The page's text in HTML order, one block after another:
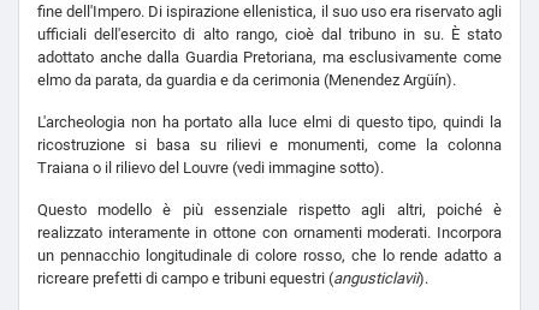
fine dell'Impero. Di ispirazione ellenistica, il suo uso era riservato agli
ufficiali dell'esercito di alto rango, cioè dal tribuno in su. È stato
adottato anche dalla Guardia Pretoriana, ma esclusivamente come
elmo da parata, da guardia e da cerimonia (Menendez Argüín).
L'archeologia non ha portato alla luce elmi di questo tipo, quindi la
ricostruzione si basa su rilievi e monumenti, come la colonna
Traiana o il rilievo del Louvre (vedi immagine sotto).
Questo modello è più essenziale rispetto agli altri, poiché è
realizzato interamente in ottone con ornamenti moderati. Incorpora
un pennacchio longitudinale di colore rosso, che lo rende adatto a
ricreare prefetti di campo e tribuni equestri (angusticlavii).